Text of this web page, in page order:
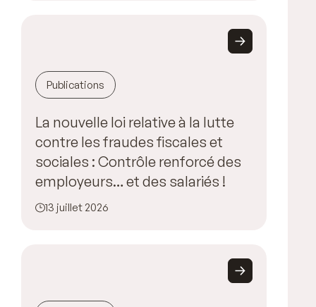
Publications
La nouvelle loi relative à la lutte
contre les fraudes fiscales et
sociales : Contrôle renforcé des
employeurs… et des salariés !
13 juillet 2026